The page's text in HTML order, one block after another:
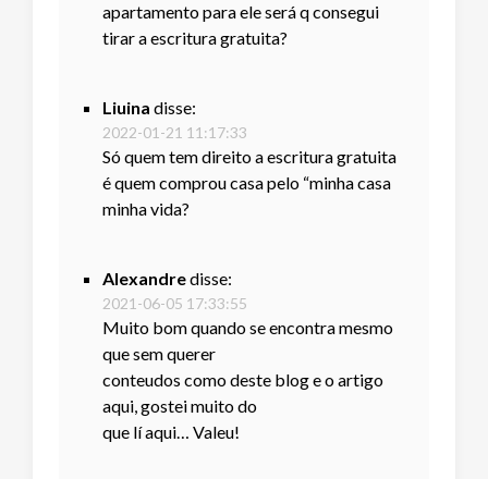
apartamento para ele será q consegui
tirar a escritura gratuita?
Liuina disse:
2022-01-21 11:17:33
Só quem tem direito a escritura gratuita
é quem comprou casa pelo “minha casa
minha vida?
Alexandredisse:
2021-06-05 17:33:55
Muito bom quando se encontra mesmo
que sem querer
conteudos como deste blog e o artigo
aqui, gostei muito do
que lí aqui… Valeu!